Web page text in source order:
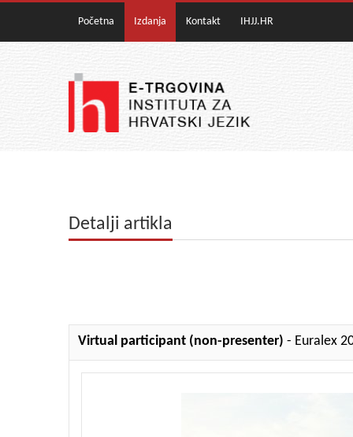
Početna Izdanja Kontakt IHJJ.HR
Detalji artikla
Virtual participant (non-presenter) - Euralex